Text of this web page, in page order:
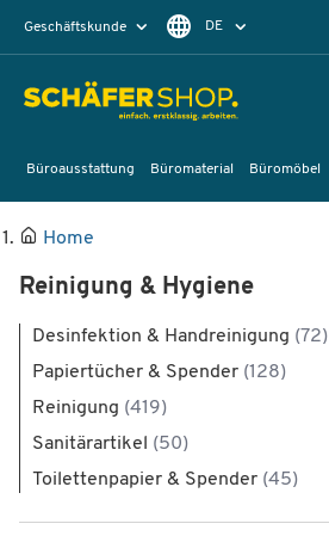
Geschäftskunde DE
EN
Büroausstattung Büromaterial Büromöbel
Home
Reinigung & Hygiene
Desinfektion & Handreinigung (72)
Papiertücher & Spender (128)
Reinigung (419)
Sanitärartikel (50)
Toilettenpapier & Spender (45)